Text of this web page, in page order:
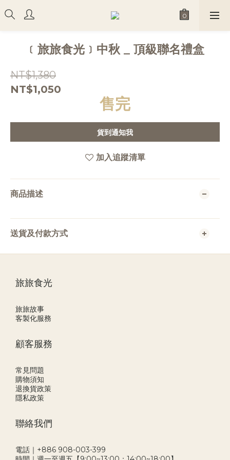
﹝旅旅食光﹞中秋 _ 頂級聯名禮盒
NT$1,380
NT$1,050
售完
貨到通知我
加入追蹤清單
商品描述
送貨及付款方式
旅旅食光
旅旅故事
客製化服務
顧客服務
常見問題
購物須知
退換貨政策
隱私政策
聯絡我們
電話｜+886 908-003-399